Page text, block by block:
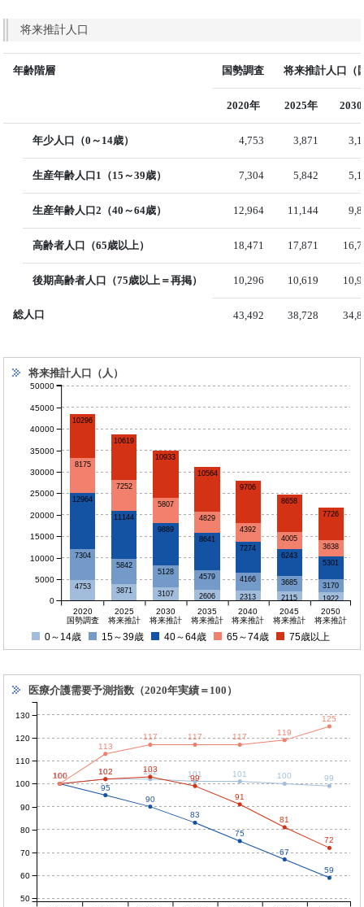
将来推計人口
年齢階層 国勢調査 将来推計人口（
2020年 2025年
年少人口（0～14歳） 4,753 3,871
生産年齢人口1（15～39歳） 7,304 5,842
生産年齢人口2（40～64歳） 12,964 11,144
高齢者人口（65歳以上） 18,471 17,871
後期高齢者人口（75歳以上＝再掲） 10,296 10,619
総人口 43,492 38,728
将来推計人口（人）
4753 3871 3107 2606 2313 2115 1922
7304
5842
5128
4579 4166 3685 3170
12964
11144
9889
8641
7274
6243
5301
8175
7252
5807
4829
4392
4005
3638
10296
10619
10933
10564
9706
8658
7726
2020
国勢調査
2025
将来推計
2030
将来推計
2035
将来推計
2040
将来推計
2045
将来推計
2050
将来推計
0
5000
10000
15000
20000
25000
30000
35000
40000
45000
50000
0～14歳 15～39歳 40～64歳 65～74歳 75歳以上
医療介護需要予測指数（2020年実績＝100）
100
95
90
83
75
67
59
100
102 102 101 101 100 99
100
102
103
99
91
81
72
100
113
117 117 117
119
125
60
70
80
90
100
110
120
130
50